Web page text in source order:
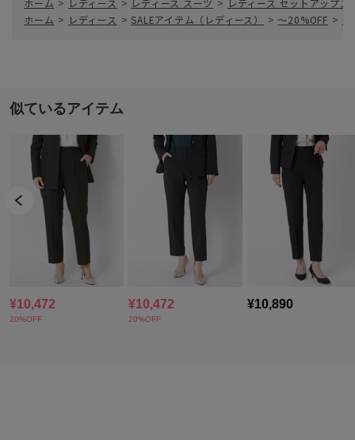
ホーム > レディース > SALEアイテム（レディース） > ～20%OFF > タ